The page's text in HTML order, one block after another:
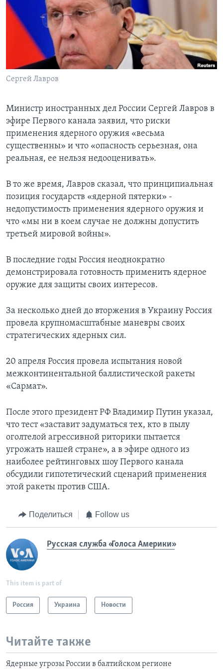
Learning English
СОЦИАЛЬНЫЕ СЕТИ
Сергей Лавров
Министр иностранных дел России Сергей Лавров в
эфире Первого канала заявил, что риски
применения ядерного оружия «весьма
существенны» и что «опасность серьезная, она
реальная, ее нельзя недооценивать».
В то же время, Лавров сказал, что принципиальная
позиция государств «ядерной пятерки» -
недопустимость применения ядерного оружия и
что «мы ни в коем случае не должны допустить
третьей мировой войны».
В последние годы Россия неоднократно
демонстрировала готовность применить ядерное
оружие для защиты своих интересов.
За несколько дней до вторжения в Украину Россия
провела крупномасштабные маневры своих
стратегических ядерных сил.
20 апреля Россия провела испытания новой
межконтинентальной баллистической ракеты
«Сармат».
После этого президент РФ Владимир Путин указал,
что тест «заставит задуматься тех, кто в пылу
оголтелой агрессивной риторики пытается
угрожать нашей стране», а в эфире одного из
наиболее рейтинговых шоу Первого канала
обсудили гипотетический сценарий применения
этой ракеты против США.
Поделиться Follow us
Русская служба «Голоса Америки»
This item is part of
Россия Украина Новости
Читайте также
Ядерные угрозы России в балтийском регионе